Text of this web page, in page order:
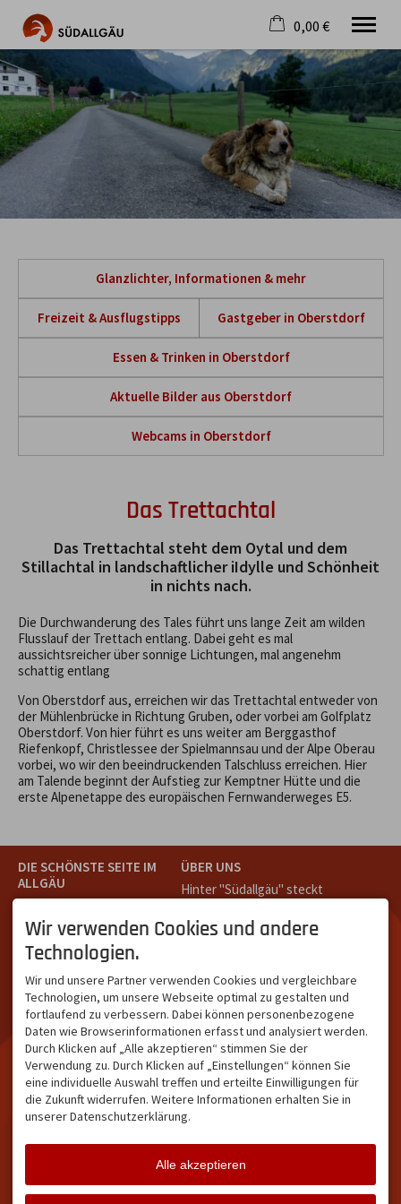
Die schönste Seite im Allgäu
Aktuell
Destination
Gastgeber
Wandern
0,00 €
×
Warenkorb ist leer
Glanzlichter, Informationen & mehr
Freizeit & Ausflugstipps Gastgeber in Oberstdorf
Essen & Trinken in Oberstdorf
Aktuelle Bilder aus Oberstdorf
Webcams in Oberstdorf
Das Trettachtal
Das Trettachtal steht dem Oytal und dem
Stillachtal in landschaftlicher iIdylle und Schönheit
in nichts nach.
Die Durchwanderung des Tales führt uns lange Zeit am wilden
Flusslauf der Trettach entlang. Dabei geht es mal
aussichtsreicher über sonnige Lichtungen, mal angenehm
schattig entlang
Von Oberstdorf aus, erreichen wir das Trettachtal entweder von
der Mühlenbrücke in Richtung Gruben, oder vorbei am Golfplatz
Oberstdorf. Von hier führt es uns weiter am Berggasthof
Riefenkopf, Christlessee der Spielmannsau und der Alpe Oberau
vorbei, wo wir den beeindruckenden Talschluss erreichen. Hier
am Talende beginnt der Aufstieg zur Kemptner Hütte und die
erste Alpenetappe des europäischen Fernwanderweges E5.
DIE SCHÖNSTE SEITE IM
ALLGÄU
Teil des Oberallgäus. Es
verbindet die Tourismus-
Destinationen Oberstdorf,
Kleinwalsertal und beliebte
Urlaubsziele wie die
Hörnerdörfer, Alpsee-
Grünten, Oberstaufen oder
Wertach im Allgäu.
ÜBER UNS
Hinter "Südallgäu" steckt
Oberstdorf.
Unser Ziel ist ein attraktives
Leistungsträger im
südlichen Oberallgäu eine
starke Plattform bietet.
NETZWERK & REICHWEITE
ca. 36.700 Abos bei
Wir verwenden Cookies und andere
Technologien.
Wir und unsere Partner verwenden Cookies und vergleichbare
Technologien, um unsere Webseite optimal zu gestalten und
fortlaufend zu verbessern. Dabei können personenbezogene
Daten wie Browserinformationen erfasst und analysiert werden.
Durch Klicken auf „Alle akzeptieren“ stimmen Sie der
Verwendung zu. Durch Klicken auf „Einstellungen“ können Sie
eine individuelle Auswahl treffen und erteilte Einwilligungen für
die Zukunft widerrufen. Weitere Informationen erhalten Sie in
unserer Datenschutzerklärung.
Alle akzeptieren